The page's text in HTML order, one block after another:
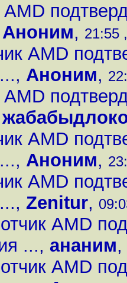
Аноним, 21:55
AMD
, Аноним,
AMD
, Аноним,
AMD
, Zenitur,
AMD
..., ананим,
AMD